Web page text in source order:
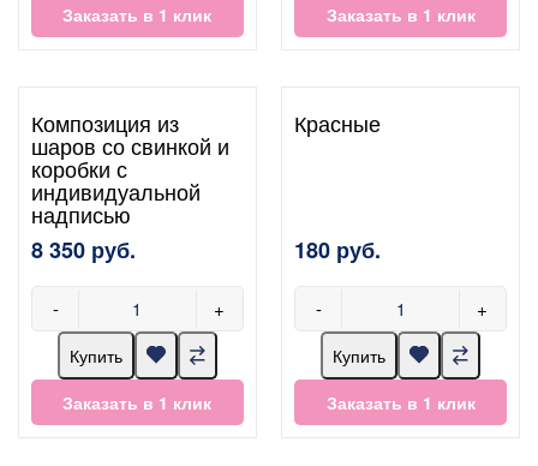
Заказать в 1 клик
Заказать в 1 клик
Композиция из
шаров со свинкой и
коробки с
индивидуальной
надписью
8 350 руб.
- +
Купить
Заказать в 1 клик
Красные
180 руб.
- +
Купить
Заказать в 1 клик